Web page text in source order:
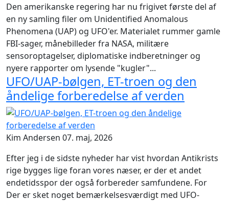
Den amerikanske regering har nu frigivet første del af
en ny samling filer om Unidentified Anomalous
Phenomena (UAP) og UFO'er. Materialet rummer gamle
FBI-sager, månebilleder fra NASA, militære
sensoroptagelser, diplomatiske indberetninger og
nyere rapporter om lysende "kugler"...
UFO/UAP-bølgen, ET-troen og den
åndelige forberedelse af verden
Kim Andersen 07. maj, 2026
Efter jeg i de sidste nyheder har vist hvordan Antikrists
rige bygges lige foran vores næser, er der et andet
endetidsspor der også forbereder samfundene. For
Der er sket noget bemærkelsesværdigt med UFO-